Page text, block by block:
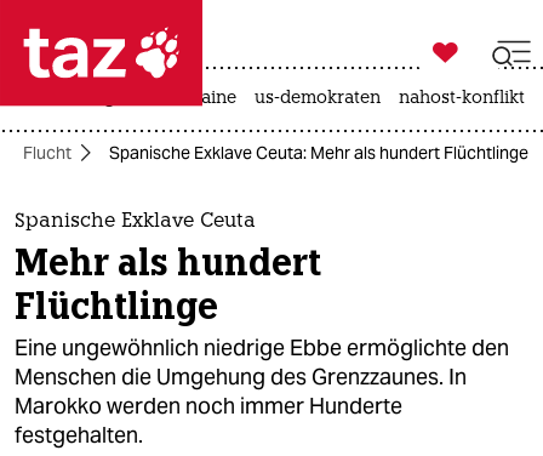
 taz zahl ich
taz zahl ich
themen
politik
öko
gesellschaft
kultur

taz zahl ich
krieg in der ukraine us-demokraten nahost-konflikt
Flucht Spanische Exklave Ceuta: Mehr als hundert Flüchtlinge
Spanische Exklave Ceuta
Mehr als hundert
Flüchtlinge
Eine ungewöhnlich niedrige Ebbe ermöglichte den
Menschen die Umgehung des Grenzzaunes. In
Marokko werden noch immer Hunderte
festgehalten.